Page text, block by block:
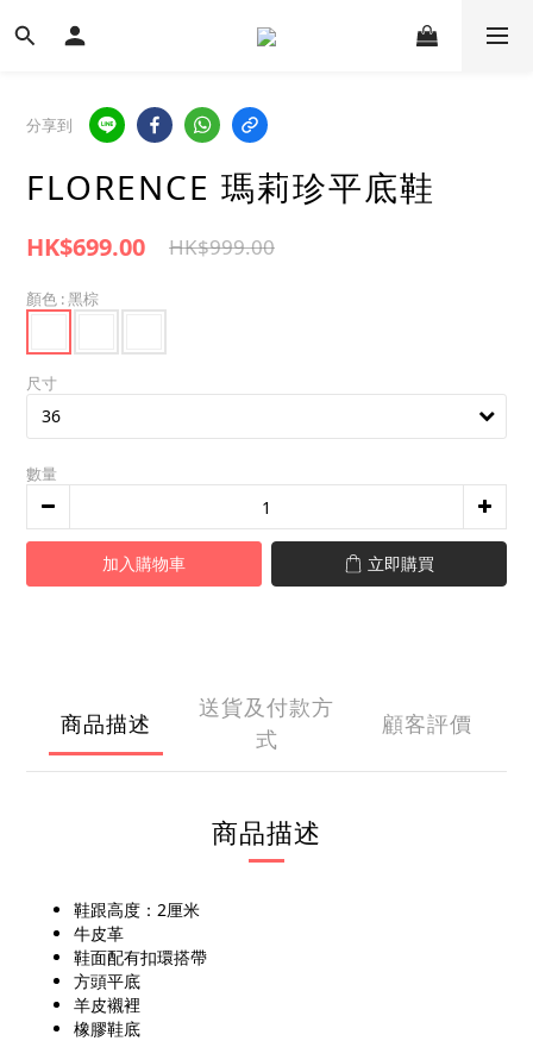
分享到
FLORENCE 瑪莉珍平底鞋
HK$699.00 HK$999.00
顏色 : 黑棕
尺寸
數量
加入購物車 立即購買
商品描述
送貨及付款方
式
顧客評價
商品描述
鞋跟高度：2厘米
牛皮革
鞋面配有扣環搭帶
方頭平底
羊皮襯裡
橡膠鞋底